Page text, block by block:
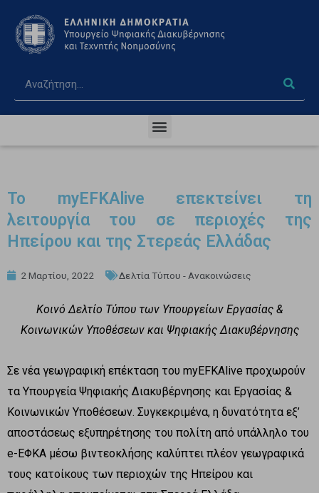
Το myEFKAlive επεκτείνει τη
λειτουργία του σε περιοχές της
Ηπείρου και της Στερεάς Ελλάδας
2 Μαρτίου, 2022 Δελτία Τύπου - Ανακοινώσεις
Κοινό Δελτίο Τύπου των Υπουργείων Εργασίας &
Κοινωνικών Υποθέσεων και Ψηφιακής Διακυβέρνησης
Σε νέα γεωγραφική επέκταση του myEFKAlive προχωρούν
τα Υπουργεία Ψηφιακής Διακυβέρνησης και Εργασίας &
Κοινωνικών Υποθέσεων. Συγκεκριμένα, η δυνατότητα εξ’
αποστάσεως εξυπηρέτησης του πολίτη από υπάλληλο του
e-ΕΦΚΑ μέσω βιντεοκλήσης καλύπτει πλέον γεωγραφικά
τους κατοίκους των περιοχών της Ηπείρου και